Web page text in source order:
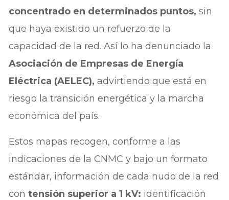
concentrado en determinados puntos, sin
que haya existido un refuerzo de la
capacidad de la red. Así lo ha denunciado la
Asociación de Empresas de Energía
Eléctrica (AELEC), advirtiendo que está en
riesgo la transición energética y la marcha
económica del país.
Estos mapas recogen, conforme a las
indicaciones de la CNMC y bajo un formato
estándar, información de cada nudo de la red
con tensión superior a 1 kV: identificación